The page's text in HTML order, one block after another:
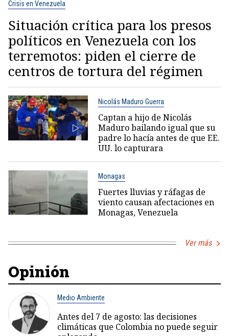
Crisis en Venezuela
Situación crítica para los presos
políticos en Venezuela con los
terremotos: piden el cierre de
centros de tortura del régimen
Nicolás Maduro Guerra
Captan a hijo de Nicolás
Maduro bailando igual que su
padre lo hacía antes de que EE.
UU. lo capturara
Monagas
Fuertes lluvias y ráfagas de
viento causan afectaciones en
Monagas, Venezuela
Ver más
Opinión
Medio Ambiente
Antes del 7 de agosto: las decisiones
climáticas que Colombia no puede seguir